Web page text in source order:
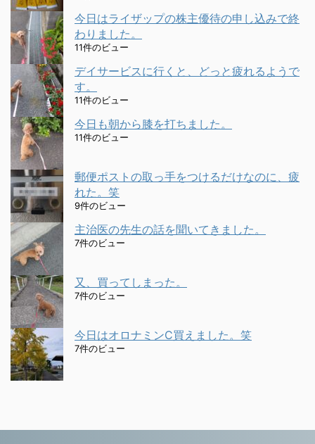
今日はライザップの株主優待の申し込みで終
わりました。
11件のビュー
デイサービスに行くと、どっと疲れるようで
す。
11件のビュー
今日も朝から膝を打ちました。
11件のビュー
郵便ポストの取っ手をつけるだけなのに、疲
れた。笑
9件のビュー
主治医の先生の話を聞いてきました。
7件のビュー
又、買ってしまった。
7件のビュー
今日はオロナミンC買えました。笑
7件のビュー